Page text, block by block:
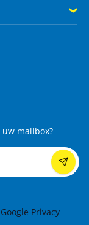
mailbox?
Google Privacy